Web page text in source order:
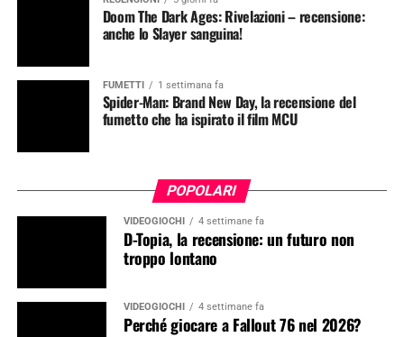
Doom The Dark Ages: Rivelazioni – recensione:
anche lo Slayer sanguina!
FUMETTI 1 settimana fa
Spider-Man: Brand New Day, la recensione del
fumetto che ha ispirato il film MCU
POPOLARI
VIDEOGIOCHI 4 settimane fa
D-Topia, la recensione: un futuro non
troppo lontano
VIDEOGIOCHI 4 settimane fa
Perché giocare a Fallout 76 nel 2026?